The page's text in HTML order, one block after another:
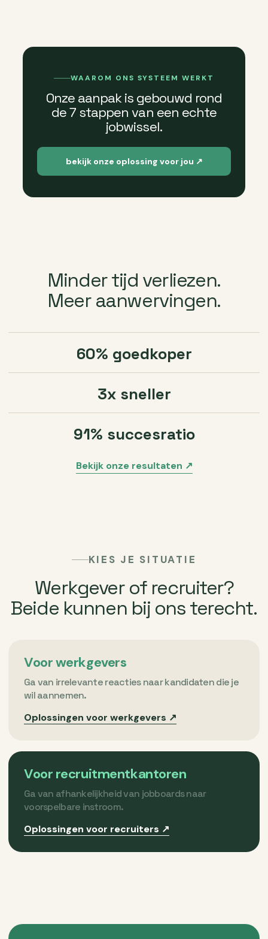
WAAROM ONS SYSTEEM WERKT
Onze aanpak is gebouwd rond
de 7 stappen van een echte
jobwissel.
bekijk onze oplossing voor jou ↗
Minder tijd verliezen.
Meer aanwervingen.
60% goedkoper
3x sneller
91% succesratio
Bekijk onze resultaten ↗
KIES JE SITUATIE
Werkgever of recruiter?
Beide kunnen bij ons terecht.
Voor werkgevers
Ga van irrelevante reacties naar kandidaten die je
wil aannemen.
Oplossingen voor werkgevers ↗
Voor recruitmentkantoren
Ga van afhankelijkheid van jobboards naar
voorspelbare instroom.
Oplossingen voor recruiters ↗